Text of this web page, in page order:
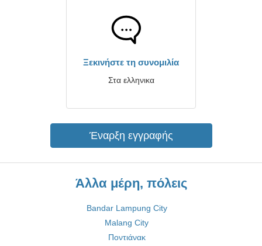
Ξεκινήστε τη συνομιλία
Στα ελληνικα
Έναρξη εγγραφής
Άλλα μέρη, πόλεις
Bandar Lampung City
Malang City
Ποντιάνακ